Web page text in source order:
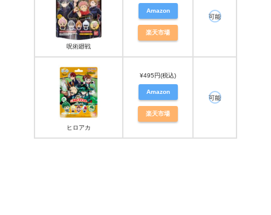
呪術廻戦
Amazon
楽天市場
可能
ヒロアカ
¥495円(税込)
Amazon
楽天市場
可能